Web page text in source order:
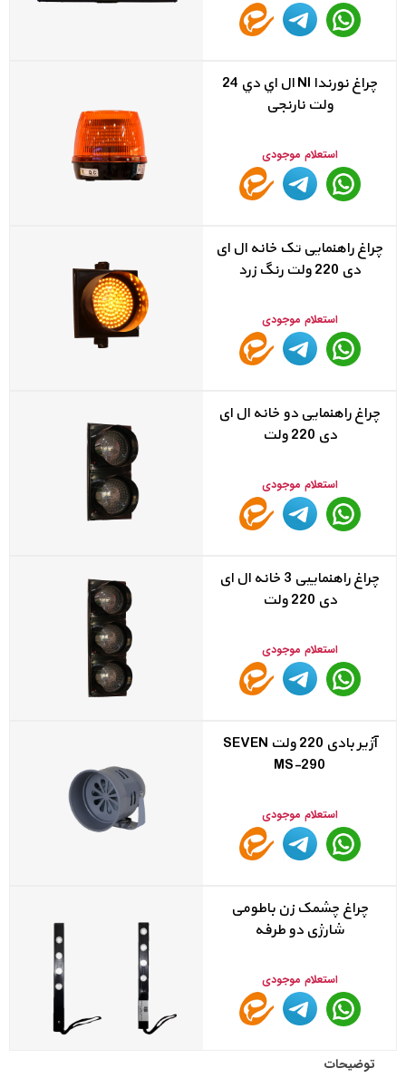
چراغ نورندا NI ال اي دي 24
ولت نارنجی
استعلام موجودی
چراغ راهنمایی تک خانه ال ای
دی 220 ولت رنگ زرد
استعلام موجودی
چراغ راهنمایی دو خانه ال ای
دی 220 ولت
استعلام موجودی
چراغ راهنماییی 3 خانه ال ای
دی 220 ولت
استعلام موجودی
آژیر بادی 220 ولت SEVEN
MS-290
استعلام موجودی
چراغ چشمک زن باطومی
شارژی دو طرفه
استعلام موجودی
توضیحات